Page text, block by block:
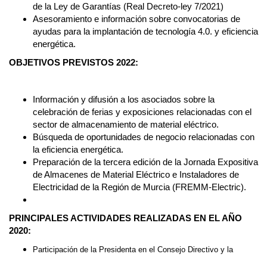
de la Ley de Garantías (Real Decreto-ley 7/2021)
Asesoramiento e información sobre convocatorias de
ayudas para la implantación de tecnología 4.0. y eficiencia
energética.
OBJETIVOS PREVISTOS 2022:
Información y difusión a los asociados sobre la
celebración de ferias y exposiciones relacionadas con el
sector de almacenamiento de material eléctrico.
Búsqueda de oportunidades de negocio relacionadas con
la eficiencia energética.
Preparación de la tercera edición de la Jornada Expositiva
de Almacenes de Material Eléctrico e Instaladores de
Electricidad de la Región de Murcia (FREMM-Electric).
PRINCIPALES ACTIVIDADES REALIZADAS EN EL AÑO
2020:
Participación de la Presidenta en el Consejo Directivo y la